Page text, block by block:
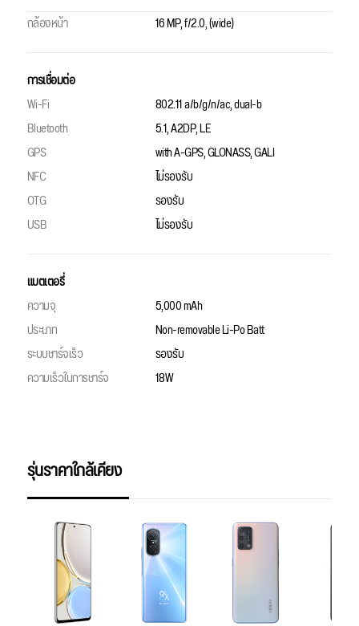
กล้องหน้า
16 MP, f/2.0, (wide)
การเชื่อมต่อ
Wi-Fi
802.11 a/b/g/n/ac, dual-b
Bluetooth
5.1, A2DP, LE
GPS
with A-GPS, GLONASS, GALI
NFC
ไม่รองรับ
OTG
รองรับ
USB
ไม่รองรับ
แบตเตอรี่
ความจุ
5,000 mAh
ประเภท
Non-removable Li-Po Batt
ระบบชาร์จเร็ว
รองรับ
ความเร็วในการชาร์จ
18W
รุ่นราคาใกล้เคียง